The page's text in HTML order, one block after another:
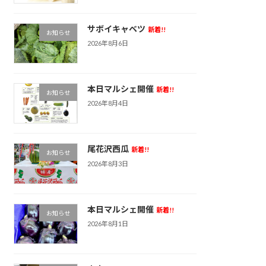
お知らせ サボイキャベツ 新着!!
2026年8月6日
お知らせ 本日マルシェ開催 新着!!
2026年8月4日
お知らせ 尾花沢西瓜 新着!!
2026年8月3日
お知らせ 本日マルシェ開催 新着!!
2026年8月1日